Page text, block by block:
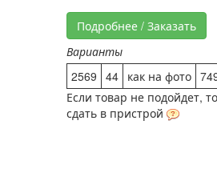
Подробнее / Заказать
Варианты
2569 44 как на фото
Если товар не подойдет,
сдать в пристрой